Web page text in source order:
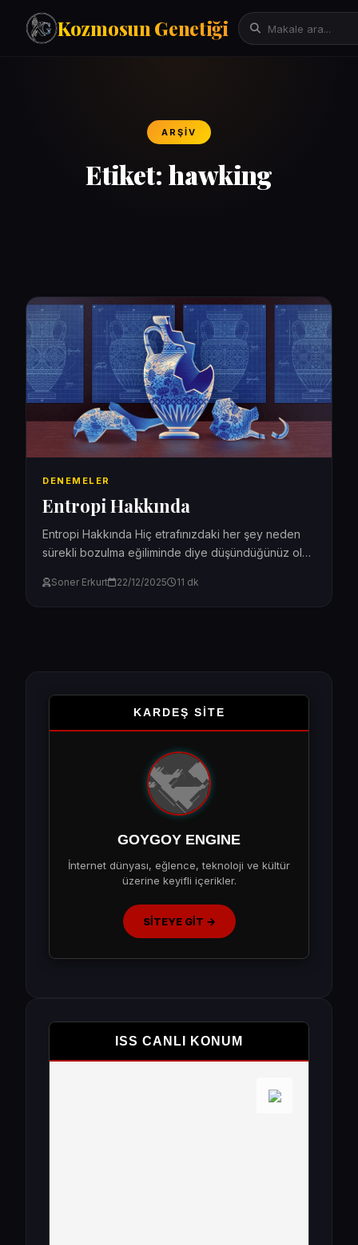
Kozmosun Genetiği
Teknoloji
Sanat
Psikoloji
ARŞIV
Etiket: hawking
DENEMELER
Entropi Hakkında
Entropi Hakkında Hiç etrafınızdaki her şey neden
sürekli bozulma eğiliminde diye düşündüğünüz oldu
veya odamız...
Soner Erkurt 22/12/2025 11 dk
KARDEŞ SİTE
GOYGOY ENGINE
İnternet dünyası, eğlence, teknoloji ve kültür
üzerine keyifli içerikler.
SİTEYE GİT →
ISS CANLI KONUM